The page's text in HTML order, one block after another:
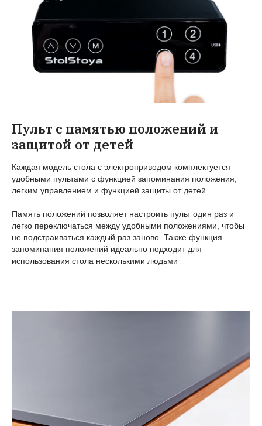
Пульт с памятью положений и
защитой от детей
Каждая модель стола с электроприводом комплектуется
удобными пультами с функцией запоминания положения,
легким управлением и функцией защиты от детей
Память положений позволяет настроить пульт один раз и
легко переключаться между удобными положениями, чтобы
не подстраиваться каждый раз заново. Также функция
запоминания положений идеально подходит для
использования стола несколькими людьми